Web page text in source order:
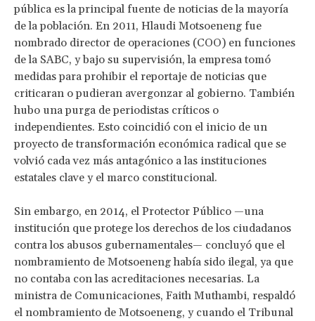
pública es la principal fuente de noticias de la mayoría
de la población. En 2011, Hlaudi Motsoeneng fue
nombrado director de operaciones (COO) en funciones
de la SABC, y bajo su supervisión, la empresa tomó
medidas para prohibir el reportaje de noticias que
criticaran o pudieran avergonzar al gobierno. También
hubo una purga de periodistas críticos o
independientes. Esto coincidió con el inicio de un
proyecto de transformación económica radical que se
volvió cada vez más antagónico a las instituciones
estatales clave y el marco constitucional.
Sin embargo, en 2014, el Protector Público —una
institución que protege los derechos de los ciudadanos
contra los abusos gubernamentales— concluyó que el
nombramiento de Motsoeneng había sido ilegal, ya que
no contaba con las acreditaciones necesarias. La
ministra de Comunicaciones, Faith Muthambi, respaldó
el nombramiento de Motsoeneng, y cuando el Tribunal